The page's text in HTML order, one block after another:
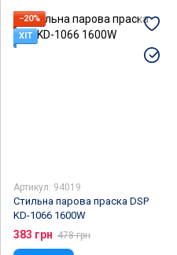
−20%
ХІТ
Артикул: 94019
Стильна парова праска DSP
KD-1066 1600W
383 грн 478 грн